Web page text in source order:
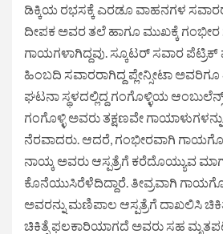
ಡಿಕ್ಕಿಯ ರಭಸಕ್ಕೆ ಎರಡೂ ವಾಹನಗಳ
ದೀಪಕ ಅವರ ತಲೆ ಹಾಗೂ ಮುಖಕ್ಕೆ ಗಂಭೀರ
ಗಾಯಗಳಾಗಿದ್ದವು. ಸ್ಕೂಟರ್ ಸವಾರ
ಹಿಂಬದಿ ಸವಾರರಾಗಿದ್ದ ಪ್ಲೇನ್ಸೀಟಾ ಅವರಿಗೂ
ಘಟನಾ ಸ್ಥಳದಲ್ಲಿದ್ದ ಗಂಗೊಳ್ಳಿಯ
ಗಂಗೊಳ್ಳಿ ಅವರು ತಕ್ಷಣವೇ
ನೆರವಾದರು. ಆದರೆ, ಗಂಭೀರವಾಗಿ
ನಾಯ್ಕ ಅವರು ಆಸ್ಪತ್ರೆಗೆ ಕರೆದೊಯ್ಯುವ
ಕೊನೆಯುಸಿರೆಳೆದಿದ್ದಾರೆ. ತೀವ್ರವಾಗಿ
ಅವರನ್ನು ಮಣಿಪಾಲ ಆಸ್ಪತ್ರೆಗೆ ದಾಖಲಿಸಿ ಚಿಕಿತ್ಸೆ
ಚಿಕಿತ್ಸೆ ಫಲಕಾರಿಯಾಗದೆ ಅವರು ಸಹ